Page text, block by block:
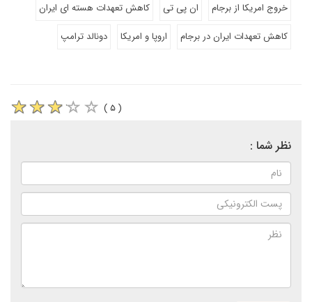
خروج امریکا از برجام
ان پی تی
کاهش تعهدات هسته ای ایران
کاهش تعهدات ایران در برجام
اروپا و امریکا دونالد ترامپ
( ۵ )
نظر شما :